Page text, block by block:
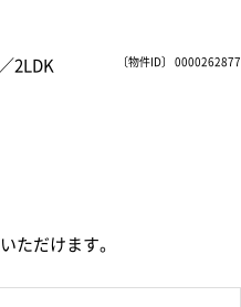
〔物件ID〕 0000262877
2LDK
ただけます。